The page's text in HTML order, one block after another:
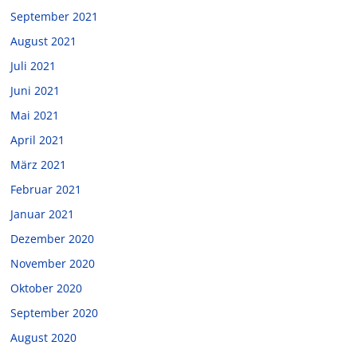
September 2021
August 2021
Juli 2021
Juni 2021
Mai 2021
April 2021
März 2021
Februar 2021
Januar 2021
Dezember 2020
November 2020
Oktober 2020
September 2020
August 2020